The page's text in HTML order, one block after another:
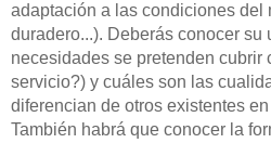
adaptación a las condiciones del
duradero...). Deberás conocer su
necesidades se pretenden cubrir
servicio?) y cuáles son las
diferencian de otros existentes
También habrá que conocer la